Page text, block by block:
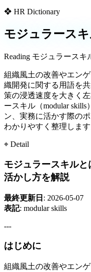
❖ HR Dictionary
モジュラース
Reading モジュラースキ
組織風土の改善やエン
織開発に関する用語を
策の浸透速度を大きく
ースキル（modular
ン、実務に活かす際の
わかりやすく整理します
⌖ Detail
モジュラースキル
活かし方を解説
最終更新日 : 2026-05-
表記: modular skills
---
はじめに
組織風土の改善やエン